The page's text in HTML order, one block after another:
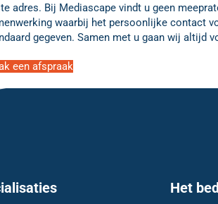
adres. Bij Mediascape vindt u geen
waarbij het persoonlijke contact
gegeven. Samen met u gaan wij altijd
een afspraak
Het